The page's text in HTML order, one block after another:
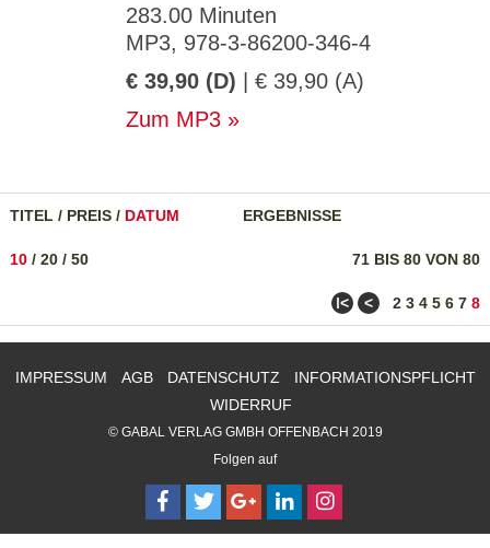
283.00 Minuten
MP3, 978-3-86200-346-4
€ 39,90 (D) | € 39,90 (A)
Zum MP3
TITEL / PREIS / DATUM ERGEBNISSE
71 BIS 80 VON 80
10 / 20 / 50
ǀ< < 2 3 4 5 6 7 8
IMPRESSUM AGB DATENSCHUTZ
INFORMATIONSPFLICHT
WIDERRUF
© GABAL VERLAG GMBH OFFENBACH 2019
Folgen auf